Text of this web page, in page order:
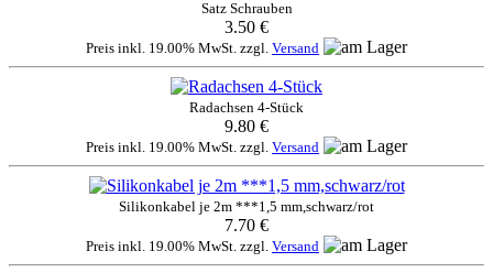
Satz Schrauben
3.50 €
Preis inkl. 19.00% MwSt. zzgl. Versand
Radachsen 4-Stück
9.80 €
Preis inkl. 19.00% MwSt. zzgl. Versand
Silikonkabel je 2m ***1,5 mm,schwarz/rot
7.70 €
Preis inkl. 19.00% MwSt. zzgl. Versand